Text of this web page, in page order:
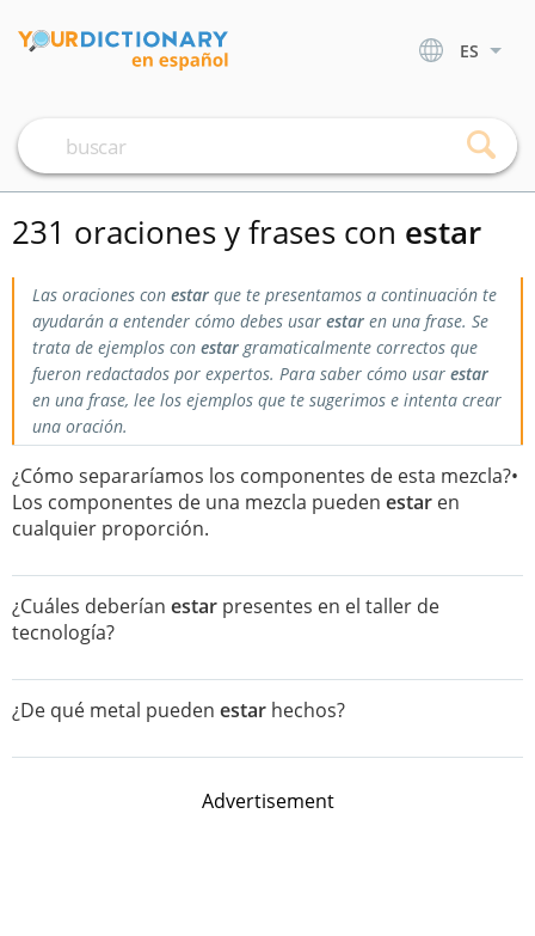
ES
231 oraciones y frases con estar
Las oraciones con estar que te presentamos a continuación te
ayudarán a entender cómo debes usar estar en una frase. Se
trata de ejemplos con estargramaticalmente correctos que
fueron redactados por expertos. Para saber cómo usar estar
en una frase, lee los ejemplos que te sugerimos e intenta crear
una oración.
¿Cómo separaríamos los componentes de esta mezcla?•
Los componentes de una mezcla pueden estar en
cualquier proporción.
¿Cuáles deberían estar presentes en el taller de
tecnología?
¿De qué metal pueden estar hechos?
Advertisement